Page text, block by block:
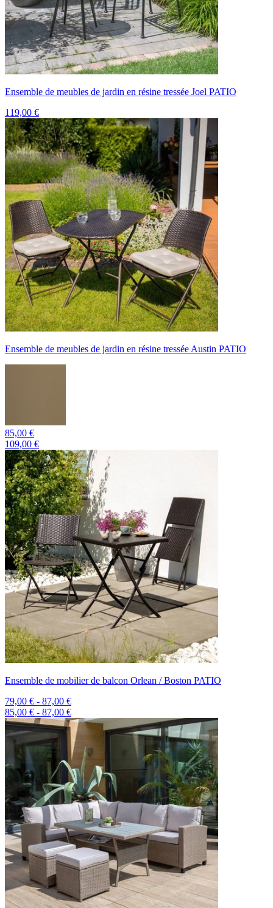
Ensemble de meubles de jardin en résine tressée Joel PATIO
119,00 €
Ensemble de meubles de jardin en résine tressée Austin PATIO
85,00 €
109,00 €
Ensemble de mobilier de balcon Orlean / Boston PATIO
79,00 € - 87,00 €
85,00 € - 87,00 €